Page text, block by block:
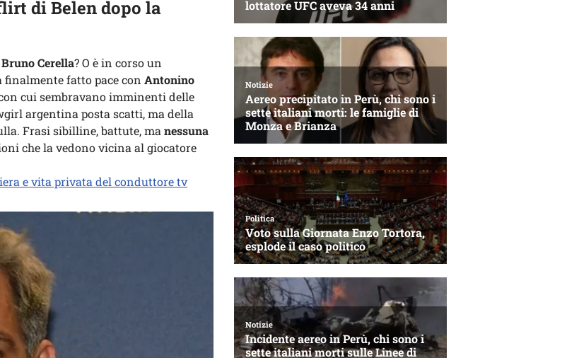
di Belen dopo la
Bruno Cerella? O è in corso un
finalmente fatto pace con Antonino
cui sembravano imminenti delle
argentina posta scatti, ma della
Frasi sibilline, battute, ma nessuna
che la vedono vicina al giocatore
e vita privata del conduttore tv